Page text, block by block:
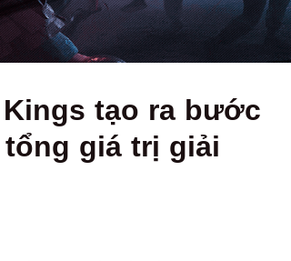
tạo ra bước
giá trị giải